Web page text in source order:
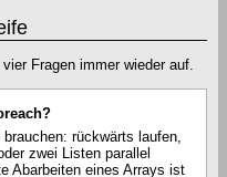
Fragen immer wieder auf.
rückwärts laufen,
zwei Listen parallel
Abarbeiten eines Arrays ist